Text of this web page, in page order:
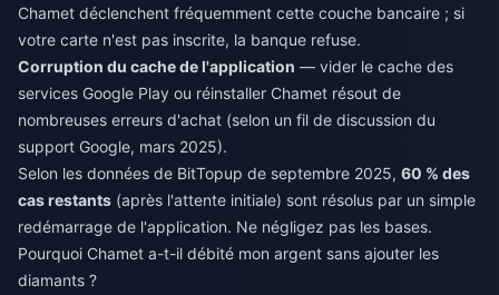
Chamet déclenchent fréquemment cette couche bancaire ; si
votre carte n'est pas inscrite, la banque refuse.
Corruption du cache de l'application — vider le cache des
services Google Play ou réinstaller Chamet résout de
nombreuses erreurs d'achat (selon un fil de discussion du
support Google, mars 2025).
Selon les données de BitTopup de septembre 2025, 60 % des
cas restants (après l'attente initiale) sont résolus par un simple
redémarrage de l'application. Ne négligez pas les bases.
Pourquoi Chamet a-t-il débité mon argent sans ajouter les
diamants ?